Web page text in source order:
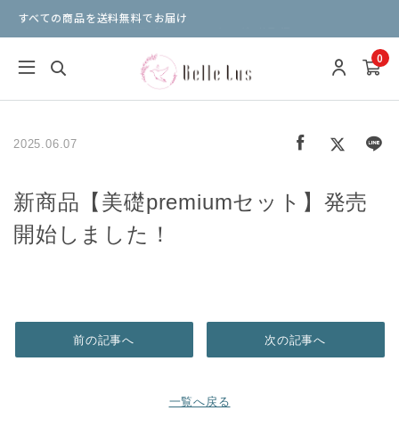
すべての商品を送料無料でお届け
パンケーキミックス 楽天デイリーランキング1位取得！
0
2025.06.07
新商品【美礎premiumセット】発売
開始しました！
前の記事へ
一覧へ戻る
次の記事へ